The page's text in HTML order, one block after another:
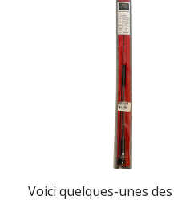
Voici quelques-unes